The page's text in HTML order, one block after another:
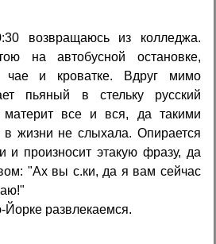
возвращаюсь из колледжа.
на автобусной остановке,
и кроватке. Вдруг мимо
пьяный в стельку русский
все и вся, да такими
жизни не слыхала. Опирается
и произносит этакую фразу, да
"Ах вы с.ки, да я вам сейчас
развлекаемся.